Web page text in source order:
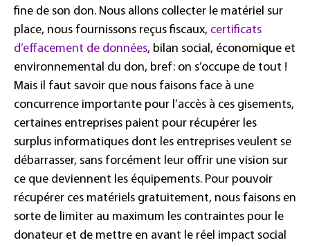
fine de son don. Nous allons collecter le matériel sur
place, nous fournissons reçus fiscaux, certificats
d’effacement de données, bilan social, économique et
environnemental du don, bref: on s’occupe de tout !
Mais il faut savoir que nous faisons face à une
concurrence importante pour l’accès à ces gisements,
certaines entreprises paient pour récupérer les
surplus informatiques dont les entreprises veulent se
débarrasser, sans forcément leur offrir une vision sur
ce que deviennent les équipements. Pour pouvoir
récupérer ces matériels gratuitement, nous faisons en
sorte de limiter au maximum les contraintes pour le
donateur et de mettre en avant le réel impact social